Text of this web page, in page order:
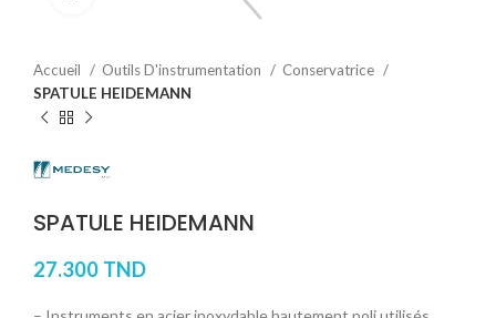
Accueil Outils D'instrumentation
Conservatrice
SPATULE HEIDEMANN
SPATULE HEIDEMANN
27.300 TND